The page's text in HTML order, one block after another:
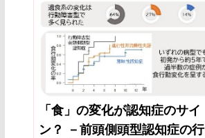
「食」の変化が認知症のサイ
ン？ －前頭側頭型認知症の行